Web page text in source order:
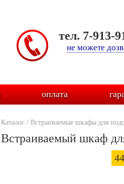
тел. 7-913-
не можете
оплата
Каталог / Встраиваемые шкафы для
Встраиваемый шкаф